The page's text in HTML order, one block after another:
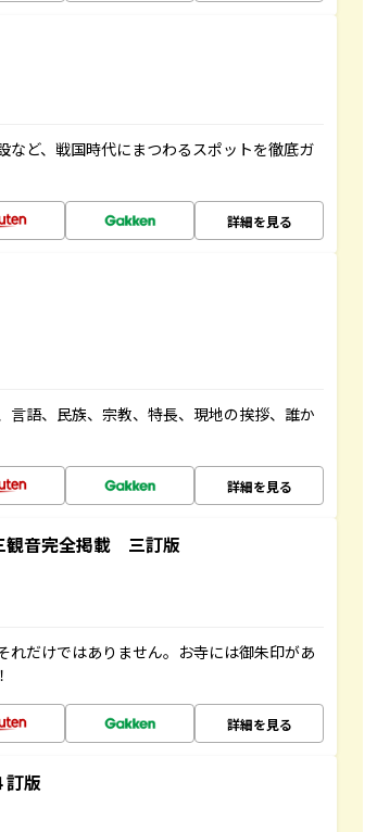
など、戦国時代にまつわるスポットを徹底ガ
詳細を見る
語、民族、宗教、特長、現地の挨拶、誰か
詳細を見る
音完全掲載 三訂版
だけではありません。お寺には御朱印があ
詳細を見る
版